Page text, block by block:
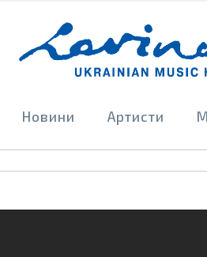
Новини Артисти